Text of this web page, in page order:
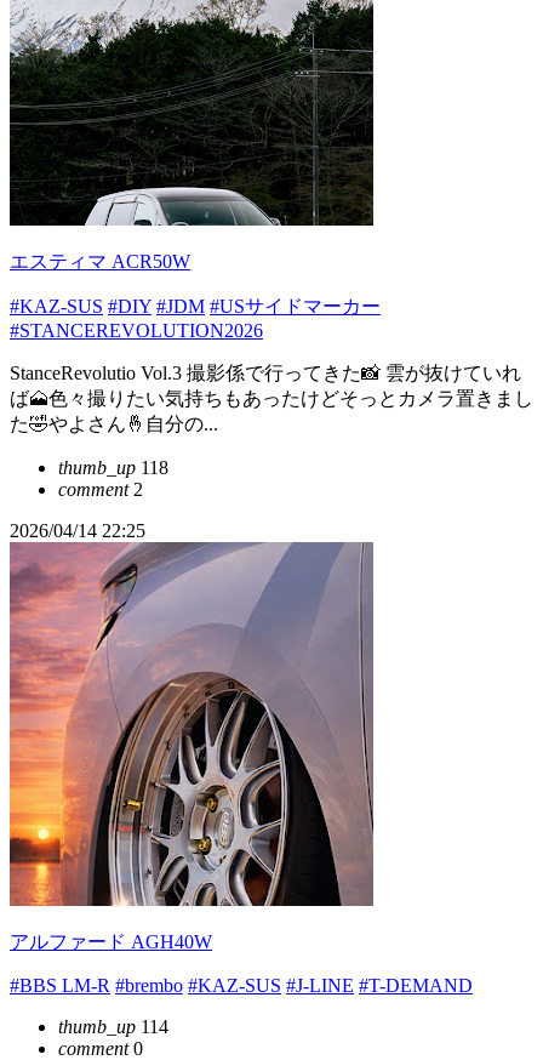
エスティマ ACR50W
#KAZ-SUS #DIY #JDM #USサイドマーカー
#STANCEREVOLUTION2026
StanceRevolutio Vol.3 撮影係で行ってきた📸 雲が抜けていれ
ば🗻色々撮りたい気持ちもあったけどそっとカメラ置きまし
た🤣やよさん🤞自分の...
thumb_up 118
comment2
2026/04/14 22:25
アルファード AGH40W
#BBS LM-R #brembo #KAZ-SUS #J-LINE #T-DEMAND
thumb_up 114
comment0